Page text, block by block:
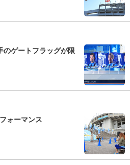
のゲートフラッグが限
ォーマンス